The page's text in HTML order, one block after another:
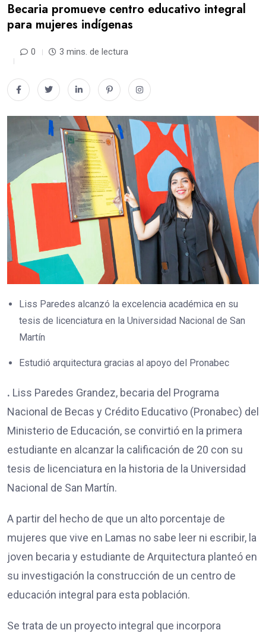
Becaria promueve centro educativo integral
para mujeres indígenas
0 3 mins. de lectura
Liss Paredes alcanzó la excelencia académica en su
tesis de licenciatura en la Universidad Nacional de San
Martín
Estudió arquitectura gracias al apoyo del Pronabec
. Liss Paredes Grandez, becaria del Programa
Nacional de Becas y Crédito Educativo (Pronabec) del
Ministerio de Educación, se convirtió en la primera
estudiante en alcanzar la calificación de 20 con su
tesis de licenciatura en la historia de la Universidad
Nacional de San Martín.
A partir del hecho de que un alto porcentaje de
mujeres que vive en Lamas no sabe leer ni escribir, la
joven becaria y estudiante de Arquitectura planteó en
su investigación la construcción de un centro de
educación integral para esta población.
Se trata de un proyecto integral que incorpora